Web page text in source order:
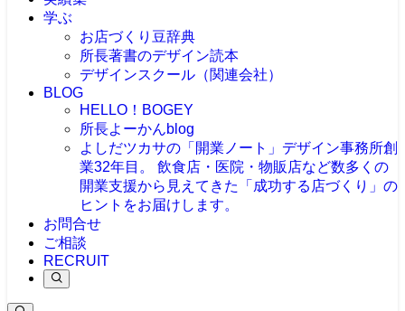
学ぶ
お店づくり豆辞典
所長著書のデザイン読本
デザインスクール（関連会社）
BLOG
HELLO！BOGEY
所長よーかんblog
よしだツカサの「開業ノート」 デザイン事務所創
業32年目。 飲食店・医院・物販店など数多くの
開業支援から見えてきた「成功する店づくり」の
ヒントをお届けします。
お問合せ
ご相談
RECRUIT